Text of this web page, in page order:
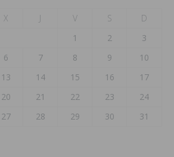
X J V S
D
1
2
3
6 7 8 9
10
13 14 15 16
17
20 21 22 23
24
27 28 29 30 31